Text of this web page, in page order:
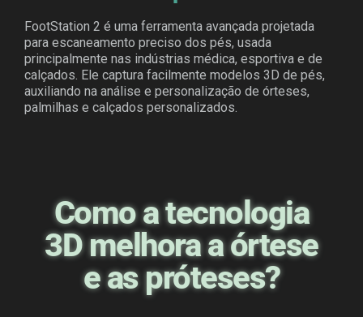
FootStation 2 é uma ferramenta avançada projetada
para escaneamento preciso dos pés, usada
principalmente nas indústrias médica, esportiva e de
calçados. Ele captura facilmente modelos 3D de pés,
auxiliando na análise e personalização de órteses,
palmilhas e calçados personalizados.
Como a tecnologia
3D melhora a órtese
e as próteses?